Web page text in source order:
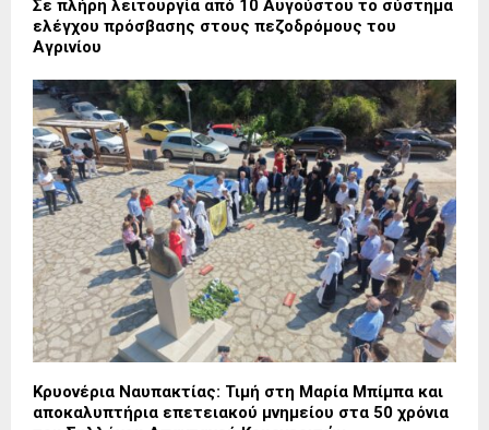
Σε πλήρη λειτουργία από 10 Αυγούστου το σύστημα
ελέγχου πρόσβασης στους πεζοδρόμους του
Αγρινίου
Κρυονέρια Ναυπακτίας: Τιμή στη Μαρία Μπίμπα και
αποκαλυπτήρια επετειακού μνημείου στα 50 χρόνια